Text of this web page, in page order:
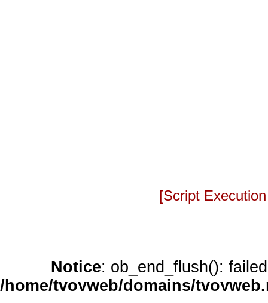
[Script
Notice: ob_end_flush():
/home/tvoyweb/domains/